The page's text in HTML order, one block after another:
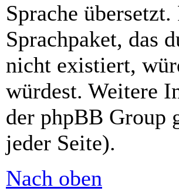
Sprache
Sprachpaket, das
nicht existiert,
würdest. Weitere
der phpBB Group
jeder Seite).
Nach oben